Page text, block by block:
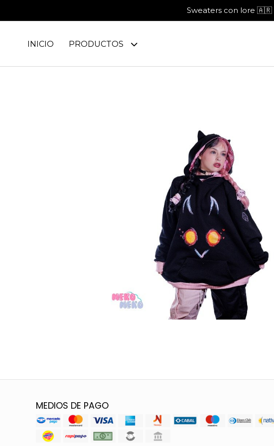
Sweaters con lore 🇦🇷
INICIO PRODUCTOS
MEDIOS DE PAGO